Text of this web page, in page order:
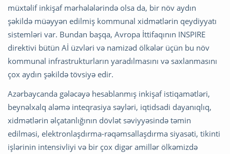
müxtəlif inkişaf mərhələlərində olsa da, bir növ aydın
şəkildə müəyyən edilmiş kommunal xidmətlərin qeydiyyatı
sistemləri var. Bundan başqa, Avropa İttifaqının INSPIRE
direktivi bütün Aİ üzvləri və namizəd ölkələr üçün bu növ
kommunal infrastrukturların yaradılmasını və saxlanmasını
çox aydın şəkildə tövsiyə edir.
Azərbaycanda gələcəyə hesablanmış inkişaf istiqamətləri,
beynəlxalq aləmə inteqrasiya səyləri, iqtidsadi dayanıqlıq,
xidmətlərin əlçatanlığının dövlət səviyyəsində təmin
edilməsi, elektronlaşdırma-rəqəmsallaşdırma siyasəti, tikinti
işlərinin intensivliyi və bir çox digər amillər ölkəmizdə